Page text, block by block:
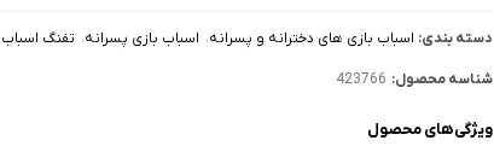
دسته بندی: اسباب بازی های دخترانه و پسرانه اسباب بازی پسرانه تفنگ اسباب
شناسه محصول: 423766
ویژگی‌های محصول